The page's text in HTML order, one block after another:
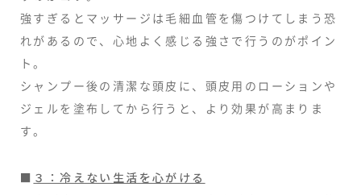
強すぎるとマッサージは毛細血管を傷つけてしまう恐
れがあるので、心地よく感じる強さで行うのがポイン
ト。
シャンプー後の清潔な頭皮に、頭皮用のローションや
ジェルを塗布してから行うと、より効果が高まりま
す。
■ ３：冷えない生活を心がける